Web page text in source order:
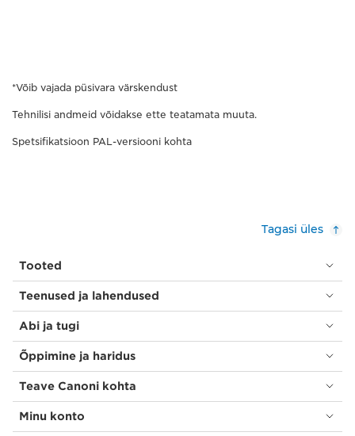
*Võib vajada püsivara värskendust
Tehnilisi andmeid võidakse ette teatamata muuta.
Spetsifikatsioon PAL-versiooni kohta
Tagasi üles
Tooted
Teenused ja lahendused
Abi ja tugi
Õppimine ja haridus
Teave Canoni kohta
Minu konto